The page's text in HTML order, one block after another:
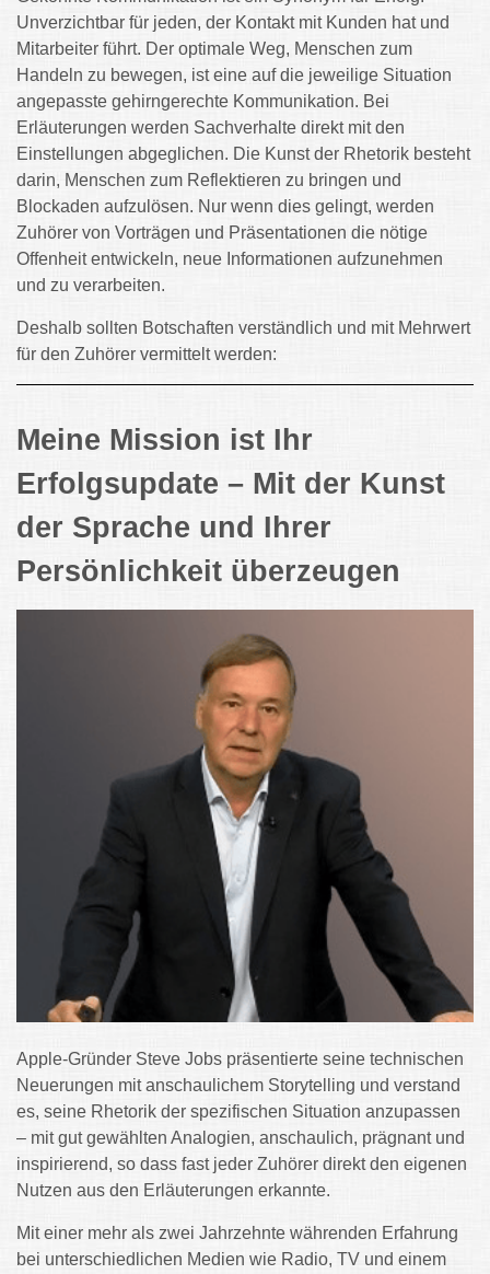
Unverzichtbar für jeden, der Kontakt mit Kunden hat und
Mitarbeiter führt. Der optimale Weg, Menschen zum
Handeln zu bewegen, ist eine auf die jeweilige Situation
angepasste gehirngerechte Kommunikation. Bei
Erläuterungen werden Sachverhalte direkt mit den
Einstellungen abgeglichen. Die Kunst der Rhetorik besteht
darin, Menschen zum Reflektieren zu bringen und
Blockaden aufzulösen. Nur wenn dies gelingt, werden
Zuhörer von Vorträgen und Präsentationen die nötige
Offenheit entwickeln, neue Informationen aufzunehmen
und zu verarbeiten.
Deshalb sollten Botschaften verständlich und mit Mehrwert
für den Zuhörer vermittelt werden:
Meine Mission ist Ihr
Erfolgsupdate – Mit der Kunst
der Sprache und Ihrer
Persönlichkeit überzeugen
Apple-Gründer Steve Jobs präsentierte seine technischen
Neuerungen mit anschaulichem Storytelling und verstand
es, seine Rhetorik der spezifischen Situation anzupassen
– mit gut gewählten Analogien, anschaulich, prägnant und
inspirierend, so dass fast jeder Zuhörer direkt den eigenen
Nutzen aus den Erläuterungen erkannte.
Mit einer mehr als zwei Jahrzehnte währenden Erfahrung
bei unterschiedlichen Medien wie Radio, TV und einem